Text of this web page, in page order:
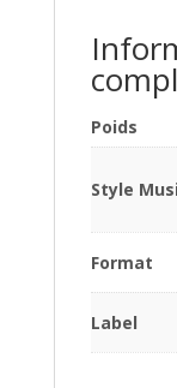
Poids
Style
Format
Label